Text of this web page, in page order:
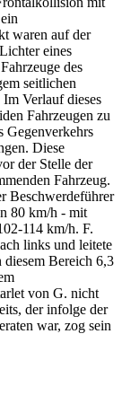
waren auf der
eines
des
seitlichen
Verlauf dieses
Fahrzeugen zu
Gegenverkehrs
Diese
der Stelle der
Fahrzeug.
Beschwerdeführer
80 km/h - mit
114 km/h. F.
links und leitete
Bereich 6,3
von G. nicht
der infolge der
war, zog sein